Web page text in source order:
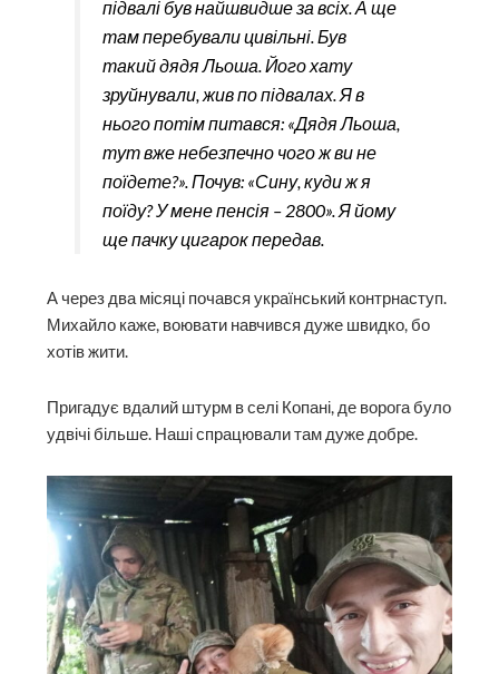
підвалі був найшвидше за всіх. А ще
там перебували цивільні. Був
такий дядя Льоша. Його хату
зруйнували, жив по підвалах. Я в
нього потім питався: «Дядя Льоша,
тут вже небезпечно чого ж ви не
поїдете?». Почув: «Сину, куди ж я
поїду? У мене пенсія – 2800». Я йому
ще пачку цигарок передав.
А через два місяці почався український контрнаступ.
Михайло каже, воювати навчився дуже швидко, бо
хотів жити.
Пригадує вдалий штурм в селі Копані, де ворога було
удвічі більше. Наші спрацювали там дуже добре.